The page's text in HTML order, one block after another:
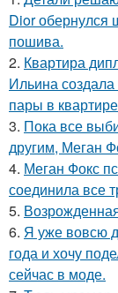
Dior обернулся
пошива.
2. Квартира
Ильина создала
пары в
3. Пока все
другим, Меган
4. Меган Фокс
соединила все
5.
6. Я уже вовсю
года и хочу
сейчас в моде.